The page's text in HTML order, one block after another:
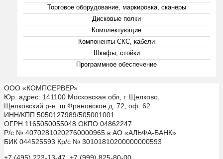
Торговое оборудование, маркировка, сканеры
Дисковые полки
Комплектующие
Компоненты СКС, кабели
Шкафы, стойки
Программное обеспечение
ООО «КОМПСЕРВЕР»
Юр. адрес: 141100 Московская обл, г. Щелково,
Щелковский р-н. ш Фряновское д. 72, оф. 62
ИНН/КПП 5050127989/505001001
ОГРН 1165050055048 ОКПО 04862247
Р/с № 40702810202760000965 в АО «АЛЬФА-БАНК»
БИК 044525593 Кр/с № 30101810200000000593